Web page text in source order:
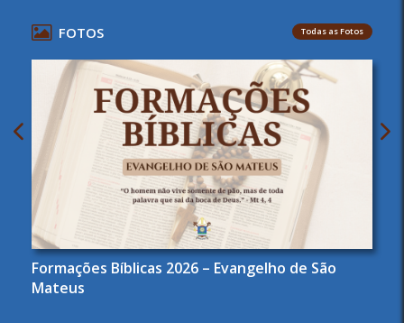
FOTOS Todas as Fotos
Formações Bíblicas 2026 – Evangelho de São
Mateus